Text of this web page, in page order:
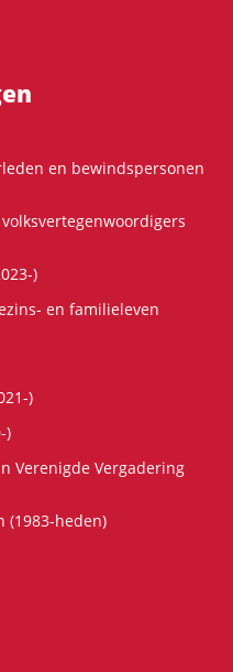
en bewindspersonen
)
en familieleven
)
)
Verenigde Vergadering
(1983-heden)